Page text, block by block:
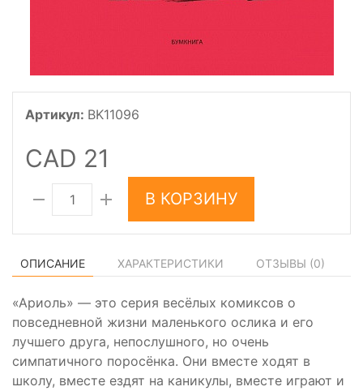
Артикул: BK11096
CAD 21
В КОРЗИНУ
ОПИСАНИЕ ХАРАКТЕРИСТИКИ ОТЗЫВЫ (0)
«Ариоль» — это серия весёлых комиксов о
повседневной жизни маленького ослика и его
лучшего друга, непослушного, но очень
симпатичного поросёнка. Они вместе ходят в
школу, вместе ездят на каникулы, вместе играют и